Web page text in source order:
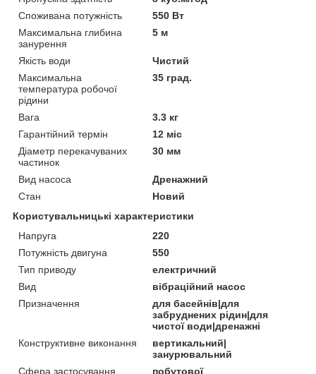
Споживана потужність
550 Вт
Максимальна глибина
занурення
5 м
Якість води
Чистий
Максимальна
температура робочої
рідини
35 град.
Вага
3.3 кг
Гарантійний термін
12 міс
Діаметр перекачуваних
частинок
30 мм
Вид насоса
Дренажний
Стан
Новий
Користувальницькі характеристики
Напруга
220
Потужність двигуна
550
Тип приводу
електричний
Вид
вібраційний насос
Призначення
для басейнів|для
забруднених рідин|для
чистої води|дренажні
Конструктивне виконання
вертикальний|
занурювальний
Сфера застосування
побутової